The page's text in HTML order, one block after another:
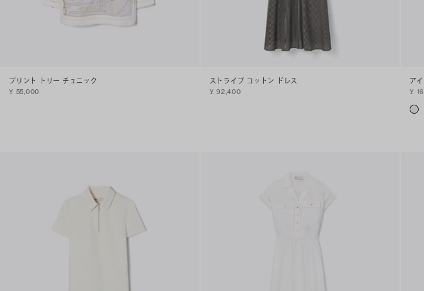
プリント トリー チュニック
¥ 55,000
ストライプ コットン ドレス
¥ 92,400
ア
¥